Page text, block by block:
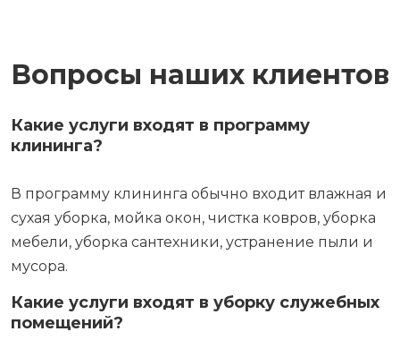
Вопросы наших клиентов
Какие услуги входят в программу
клининга?
В программу клининга обычно входит влажная и
сухая уборка, мойка окон, чистка ковров, уборка
мебели, уборка сантехники, устранение пыли и
мусора.
Какие услуги входят в уборку служебных
помещений?